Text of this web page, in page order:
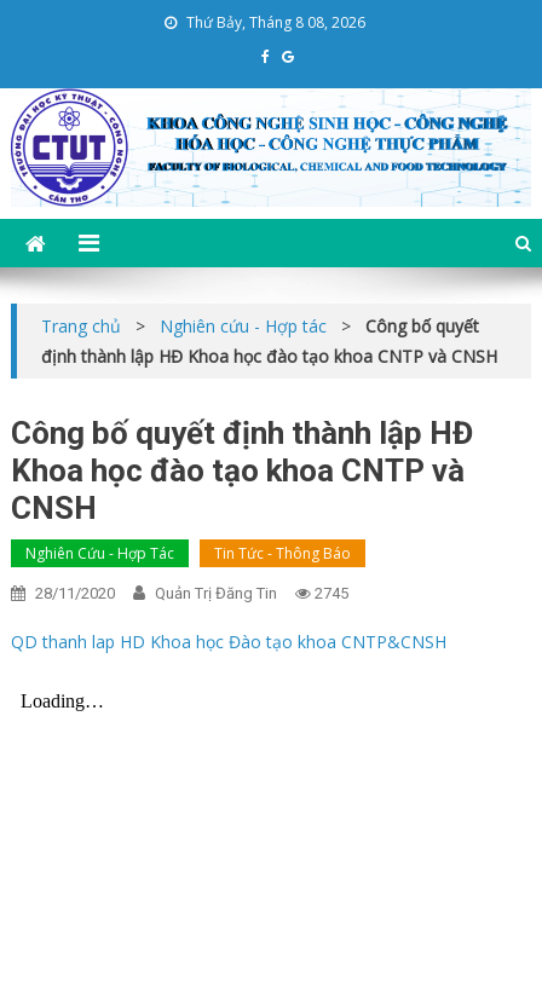
Thứ Bảy, Tháng 8 08, 2026
Khoa CNSH-CNHH-CNTP
Trường Đại học KT – CN Cần Thơ
Trang chủ > Nghiên cứu - Hợp tác >
Công bố quyết
định thành lập HĐ Khoa học đào tạo khoa CNTP và CNSH
Công bố quyết định thành lập HĐ
Khoa học đào tạo khoa CNTP và
CNSH
Nghiên Cứu - Hợp Tác Tin Tức - Thông Báo
28/11/2020 Quản Trị Đăng Tin 2745
QD thanh lap HD Khoa học Đào tạo khoa CNTP&CNSH